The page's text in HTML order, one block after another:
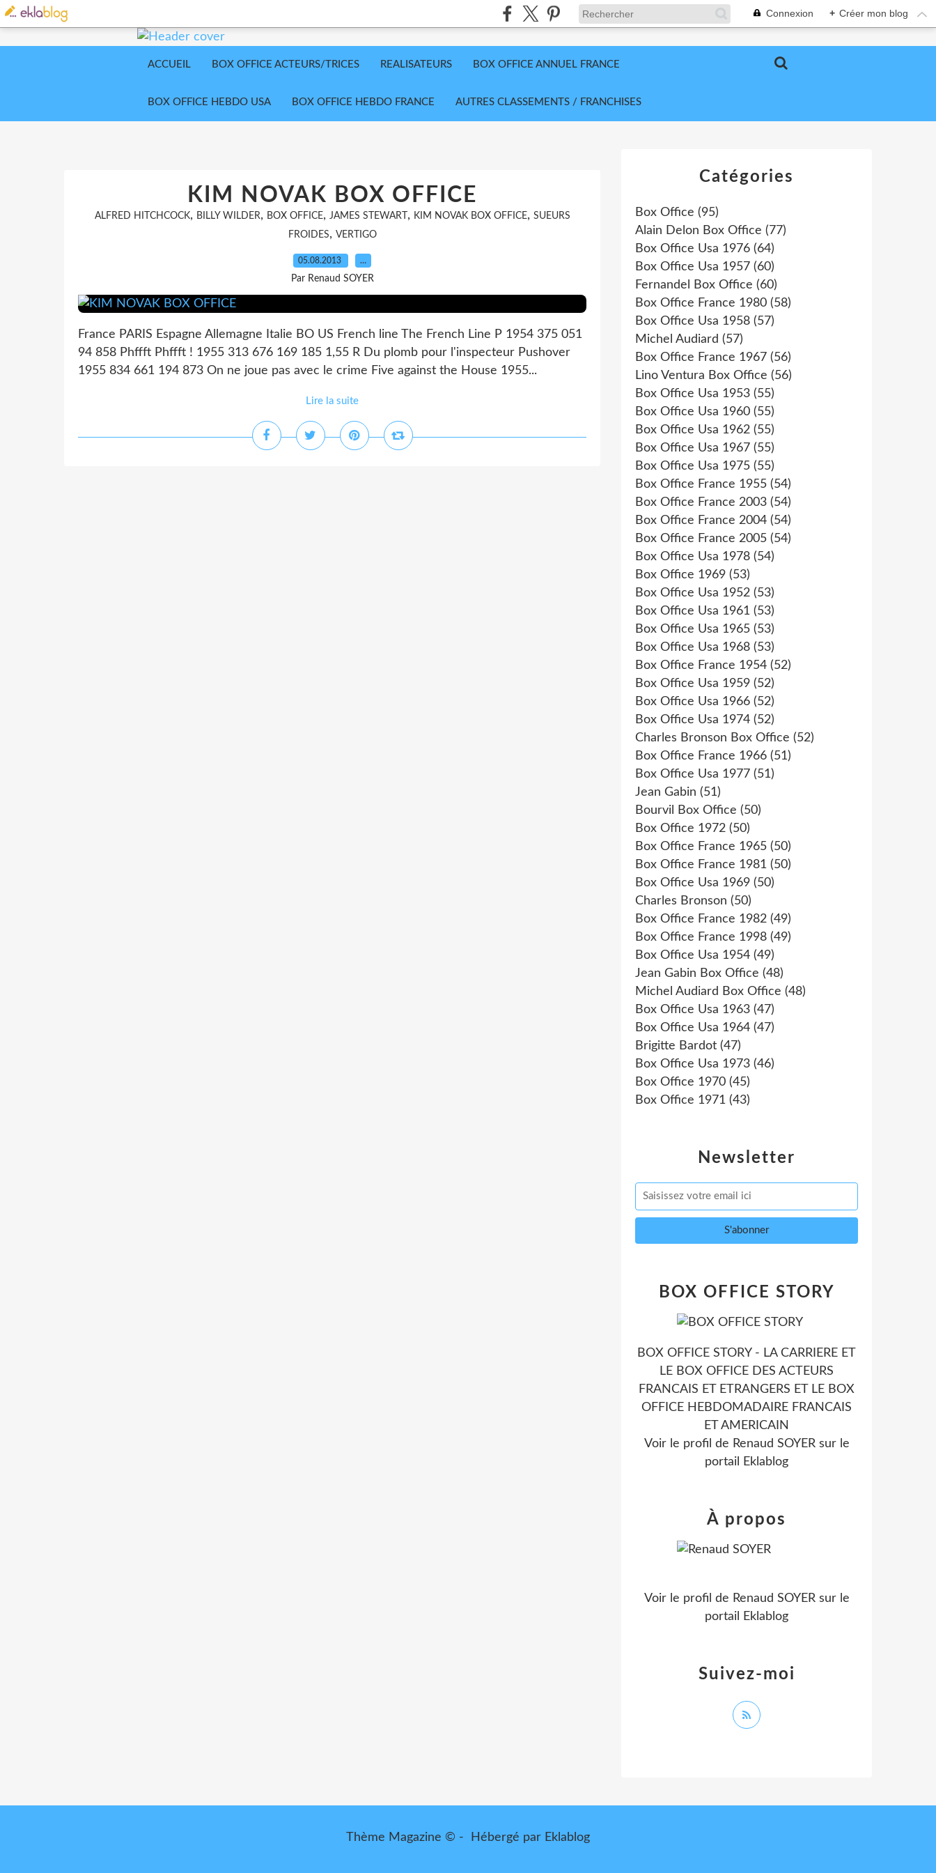
Connexion + Créer mon blog
ACCUEIL BOX OFFICE ACTEURS/TRICES REALISATEURS BOX OFFICE ANNUEL FRANCE
BOX OFFICE HEBDO USA BOX OFFICE HEBDO FRANCE AUTRES CLASSEMENTS / FRANCHISES
KIM NOVAK BOX OFFICE
ALFRED HITCHCOCK, BILLY WILDER, BOX OFFICE, JAMES STEWART , KIM NOVAK BOX OFFICE, SUEURS
FROIDES, VERTIGO
05.08.2013 …
Par Renaud SOYER
France PARIS Espagne Allemagne Italie BO US French line The French Line P 1954 375 051
94 858 Phffft Phffft ! 1955 313 676 169 185 1,55 R Du plomb pour l'inspecteur Pushover
1955 834 661 194 873 On ne joue pas avec le crime Five against the House 1955...
Lire la suite
Newsletter
Catégories
Box Office (95)
Alain Delon Box Office (77)
Box Office Usa 1976 (64)
Box Office Usa 1957 (60)
Fernandel Box Office (60)
Box Office France 1980 (58)
Box Office Usa 1958 (57)
Michel Audiard (57)
Box Office France 1967 (56)
Lino Ventura Box Office (56)
Box Office Usa 1953 (55)
Box Office Usa 1960 (55)
Box Office Usa 1962 (55)
Box Office Usa 1967 (55)
Box Office Usa 1975 (55)
Box Office France 1955 (54)
Box Office France 2003 (54)
Box Office France 2004 (54)
Box Office France 2005 (54)
Box Office Usa 1978 (54)
Box Office 1969 (53)
Box Office Usa 1952 (53)
Box Office Usa 1961 (53)
Box Office Usa 1965 (53)
Box Office Usa 1968 (53)
Box Office France 1954 (52)
Box Office Usa 1959 (52)
Box Office Usa 1966 (52)
Box Office Usa 1974 (52)
Charles Bronson Box Office (52)
Box Office France 1966 (51)
Box Office Usa 1977 (51)
Jean Gabin (51)
Bourvil Box Office (50)
Box Office 1972 (50)
Box Office France 1965 (50)
Box Office France 1981 (50)
Box Office Usa 1969 (50)
Charles Bronson (50)
Box Office France 1982 (49)
Box Office France 1998 (49)
Box Office Usa 1954 (49)
Jean Gabin Box Office (48)
Michel Audiard Box Office (48)
Box Office Usa 1963 (47)
Box Office Usa 1964 (47)
Brigitte Bardot (47)
Box Office Usa 1973 (46)
Box Office 1970 (45)
Box Office 1971 (43)
BOX OFFICE STORY
BOX OFFICE STORY - LA CARRIERE ET
LE BOX OFFICE DES ACTEURS
FRANCAIS ET ETRANGERS ET LE BOX
OFFICE HEBDOMADAIRE FRANCAIS
ET AMERICAIN
Voir le profil de Renaud SOYERsur le
portail Eklablog
Suivez-moi
À propos
Voir le profil de Renaud SOYERsur le
portail Eklablog
Thème Magazine © - Hébergé par Eklablog